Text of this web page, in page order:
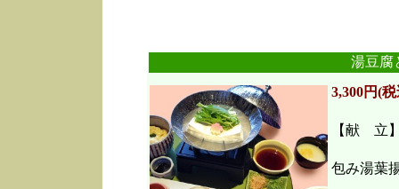
湯豆腐
3,300円(
【献 立
包み湯葉